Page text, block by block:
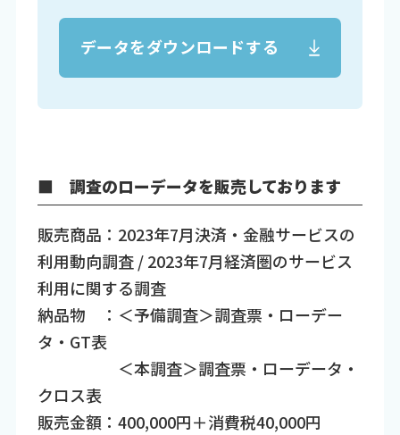
データをダウンロードする
■ 調査のローデータを販売しております
販売商品：2023年7月決済・金融サービスの
利用動向調査 / 2023年7月経済圏のサービス
利用に関する調査
納品物 ：＜予備調査＞調査票・ローデー
タ・GT表
＜本調査＞調査票・ローデータ・
クロス表
販売金額：400,000円＋消費税40,000円